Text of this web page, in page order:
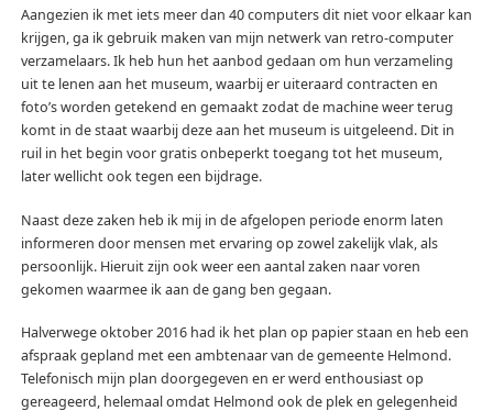
Aangezien ik met iets meer dan 40 computers dit niet voor elkaar kan
krijgen, ga ik gebruik maken van mijn netwerk van retro-computer
verzamelaars. Ik heb hun het aanbod gedaan om hun verzameling
uit te lenen aan het museum, waarbij er uiteraard contracten en
foto’s worden getekend en gemaakt zodat de machine weer terug
komt in de staat waarbij deze aan het museum is uitgeleend. Dit in
ruil in het begin voor gratis onbeperkt toegang tot het museum,
later wellicht ook tegen een bijdrage.
Naast deze zaken heb ik mij in de afgelopen periode enorm laten
informeren door mensen met ervaring op zowel zakelijk vlak, als
persoonlijk. Hieruit zijn ook weer een aantal zaken naar voren
gekomen waarmee ik aan de gang ben gegaan.
Halverwege oktober 2016 had ik het plan op papier staan en heb een
afspraak gepland met een ambtenaar van de gemeente Helmond.
Telefonisch mijn plan doorgegeven en er werd enthousiast op
gereageerd, helemaal omdat Helmond ook de plek en gelegenheid